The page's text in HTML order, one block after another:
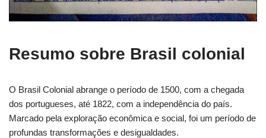
Resumo sobre Brasil colonial
O Brasil Colonial abrange o período de 1500, com a chegada
dos portugueses, até 1822, com a independência do país.
Marcado pela exploração econômica e social, foi um período de
profundas transformações e desigualdades.